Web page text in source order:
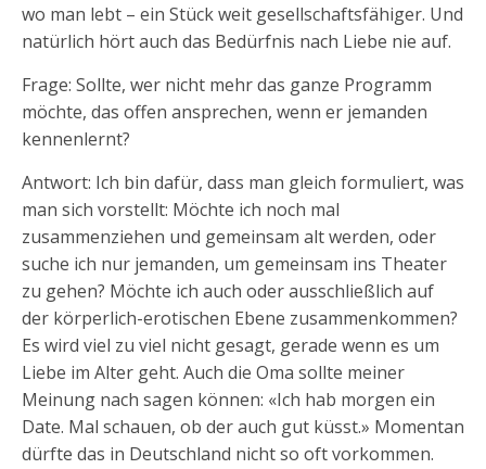
wo man lebt – ein Stück weit gesellschaftsfähiger. Und
natürlich hört auch das Bedürfnis nach Liebe nie auf.
Frage: Sollte, wer nicht mehr das ganze Programm
möchte, das offen ansprechen, wenn er jemanden
kennenlernt?
Antwort: Ich bin dafür, dass man gleich formuliert, was
man sich vorstellt: Möchte ich noch mal
zusammenziehen und gemeinsam alt werden, oder
suche ich nur jemanden, um gemeinsam ins Theater
zu gehen? Möchte ich auch oder ausschließlich auf
der körperlich-erotischen Ebene zusammenkommen?
Es wird viel zu viel nicht gesagt, gerade wenn es um
Liebe im Alter geht. Auch die Oma sollte meiner
Meinung nach sagen können: «Ich hab morgen ein
Date. Mal schauen, ob der auch gut küsst.» Momentan
dürfte das in Deutschland nicht so oft vorkommen.